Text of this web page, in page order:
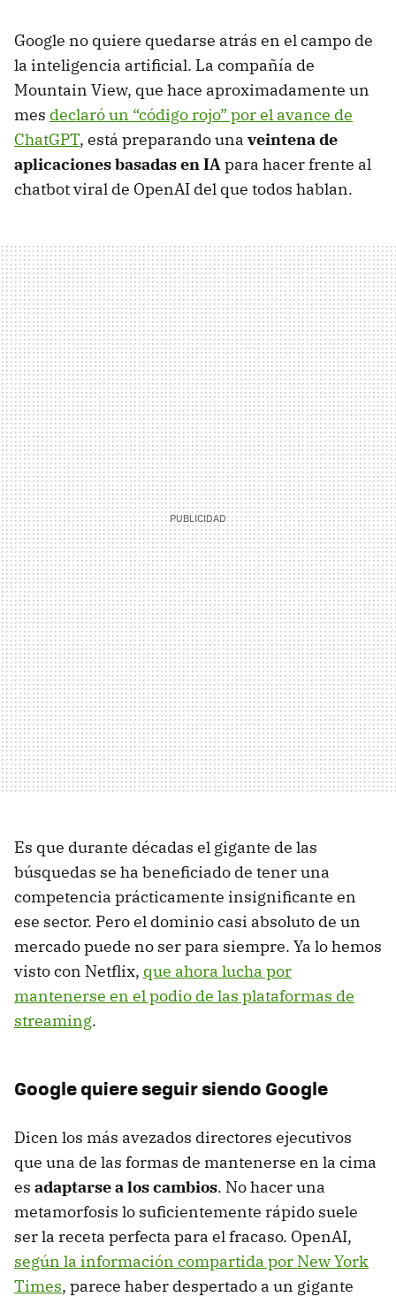
Google no quiere quedarse atrás en el campo de
la inteligencia artificial. La compañía de
Mountain View, que hace aproximadamente un
mes declaró un “código rojo” por el avance de
ChatGPT, está preparando una veintena de
aplicaciones basadas en IApara hacer frente al
chatbot viral de OpenAI del que todos hablan.
Es que durante décadas el gigante de las
búsquedas se ha beneficiado de tener una
competencia prácticamente insignificante en
ese sector. Pero el dominio casi absoluto de un
mercado puede no ser para siempre. Ya lo hemos
visto con Netflix, que ahora lucha por
mantenerse en el podio de las plataformas de
streaming.
Google quiere seguir siendo Google
Dicen los más avezados directores ejecutivos
que una de las formas de mantenerse en la cima
es adaptarse a los cambios. No hacer una
metamorfosis lo suficientemente rápido suele
ser la receta perfecta para el fracaso. OpenAI,
según la información compartida por New York
Times, parece haber despertado a un gigante